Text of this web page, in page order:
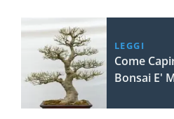
LEGGI
Come
Bonsai E'